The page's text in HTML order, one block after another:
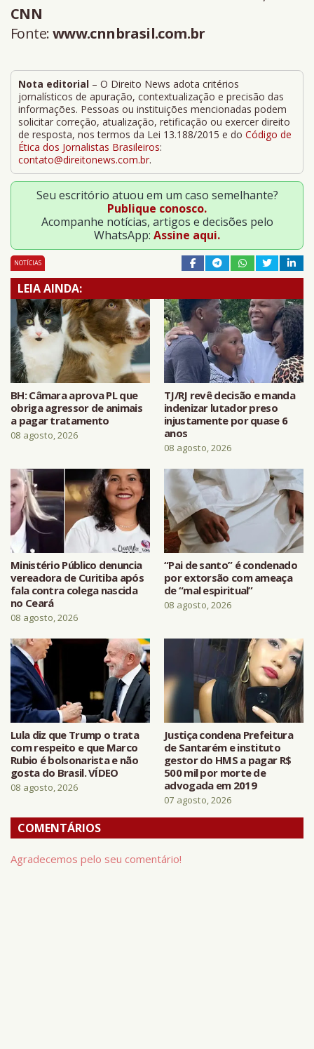
CNN
Fonte:www.cnnbrasil.com.br
Nota editorial – O Direito News adota critérios
jornalísticos de apuração, contextualização e precisão das
informações. Pessoas ou instituições mencionadas podem
solicitar correção, atualização, retificação ou exercer direito
de resposta, nos termos da Lei 13.188/2015 e do Código de
Ética dos Jornalistas Brasileiros:
contato@direitonews.com.br.
Seu escritório atuou em um caso semelhante?
Publique conosco.
Acompanhe notícias, artigos e decisões pelo
WhatsApp: Assine aqui.
NOTÍCIAS
LEIA AINDA:
BH: Câmara aprova PL que
obriga agressor de animais
a pagar tratamento
08 agosto, 2026
TJ/RJ revê decisão e manda
indenizar lutador preso
injustamente por quase 6
anos
08 agosto, 2026
Ministério Público denuncia
vereadora de Curitiba após
fala contra colega nascida
no Ceará
08 agosto, 2026
“Pai de santo” é condenado
por extorsão com ameaça
de “mal espiritual”
08 agosto, 2026
Lula diz que Trump o trata
com respeito e que Marco
Rubio é bolsonarista e não
gosta do Brasil. VÍDEO
08 agosto, 2026
Justiça condena Prefeitura
de Santarém e instituto
gestor do HMS a pagar R$
500 mil por morte de
advogada em 2019
07 agosto, 2026
COMENTÁRIOS
Agradecemos pelo seu comentário!